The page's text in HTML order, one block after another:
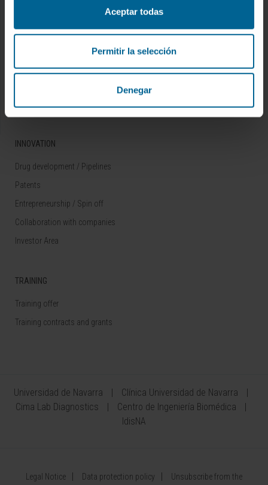
Aceptar todas
Permitir la selección
Denegar
Our Researchers
Technology platforms
INNOVATION
Drug development / Pipelines
Patents
Entrepreneurship / Spin off
Collaboration with companies
Investor Area
TRAINING
Training offer
Training contracts and grants
Universidad de Navarra
Clínica Universidad de Navarra
Cima Lab Diagnostics
Centro de Ingeniería Biomédica
IdisNA
Legal Notice Data protection policy Unsubscribe from the